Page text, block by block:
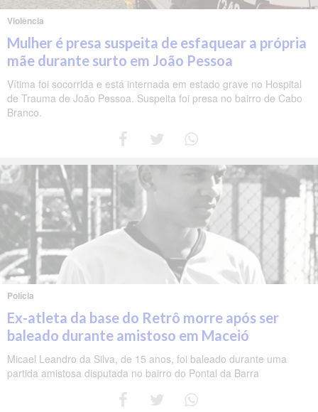
Violência
Mulher é presa suspeita de esfaquear a própria
mãe durante surto em João Pessoa
Vítima foi socorrida e está internada em estado grave no Hospital
de Trauma de João Pessoa. Suspeita foi presa no bairro de Cabo
Branco.
Polícia
Ex-atleta da base do Retrô morre após ser
baleado durante amistoso em Maceió
Micael Leandro da Silva, de 15 anos, foi baleado durante uma
partida amistosa disputada no bairro do Pontal da Barra